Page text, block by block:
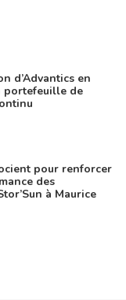
d’Advantics en
portefeuille de
pour renforcer
des
à Maurice